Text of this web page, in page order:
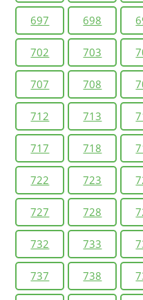
697 698
702 703
707 708
712 713
717 718
722 723
727 728
732 733
737 738